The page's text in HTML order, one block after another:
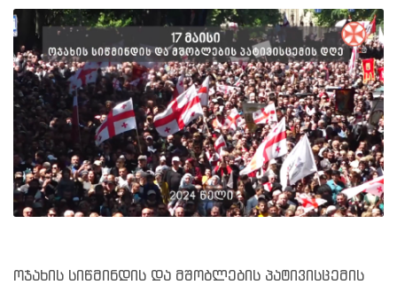
ოჯახის სიწმინდის და მშობლების პატივისცემის